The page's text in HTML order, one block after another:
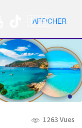
🇺🇸 Nav
1263 Vues
AFFICHER